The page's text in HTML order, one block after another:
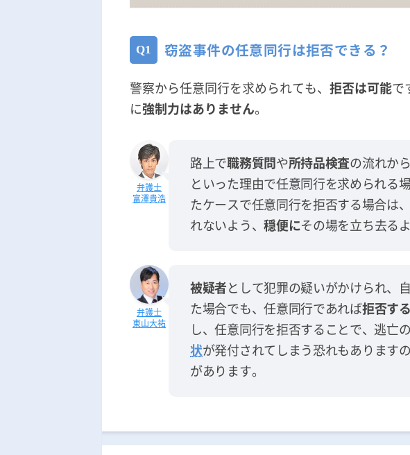
窃盗事件の任意同行は拒否できる？
警察から任意同行を求められても、 拒否は可能で
に強制力はありません。
富澤貴浩
路上で職務質問 や所持品検査の流れか
といった理由で任意同行を求められる
たケースで任意同行を拒否する場合は
れないよう、穏便にその場を立ち去る
東山大祐
被疑者 として犯罪の疑いがかけられ、
た場合でも、任意同行であれば拒否す
し、任意同行を拒否することで、逃亡
状が発付されてしまう恐れもあります
があります。